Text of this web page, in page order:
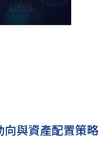
與資產配置策略